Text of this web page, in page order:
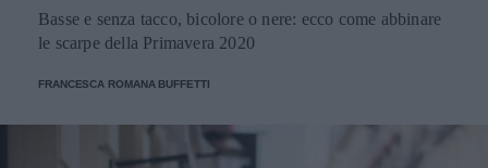
Basse e senza tacco, bicolore o nere: ecco come abbinare
le scarpe della Primavera 2020
FRANCESCA ROMANA BUFFETTI